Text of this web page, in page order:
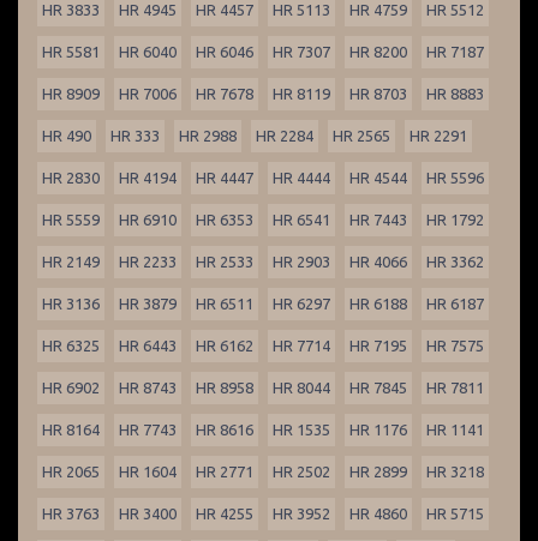
HR 3833 HR 4945 HR 4457 HR 5113 HR 4759 HR 5512
HR 5581 HR 6040 HR 6046 HR 7307 HR 8200 HR 7187
HR 8909 HR 7006 HR 7678 HR 8119 HR 8703 HR 8883
HR 490 HR 333 HR 2988 HR 2284 HR 2565 HR 2291
HR 2830 HR 4194 HR 4447 HR 4444 HR 4544 HR 5596
HR 5559 HR 6910 HR 6353 HR 6541 HR 7443 HR 1792
HR 2149 HR 2233 HR 2533 HR 2903 HR 4066 HR 3362
HR 3136 HR 3879 HR 6511 HR 6297 HR 6188 HR 6187
HR 6325 HR 6443 HR 6162 HR 7714 HR 7195 HR 7575
HR 6902 HR 8743 HR 8958 HR 8044 HR 7845 HR 7811
HR 8164 HR 7743 HR 8616 HR 1535 HR 1176 HR 1141
HR 2065 HR 1604 HR 2771 HR 2502 HR 2899 HR 3218
HR 3763 HR 3400 HR 4255 HR 3952 HR 4860 HR 5715